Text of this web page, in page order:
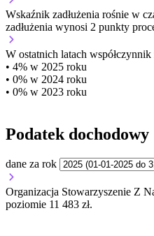
Wskaźnik zadłużenia rośnie w
zadłużenia wynosi 2 punkty
W ostatnich latach współczynnik
• 4% w 2025 roku
• 0% w 2024 roku
• 0% w 2023 roku
Podatek dochodowy
dane za rok
Organizacja Stowarzyszenie Z
poziomie 11 483 zł.